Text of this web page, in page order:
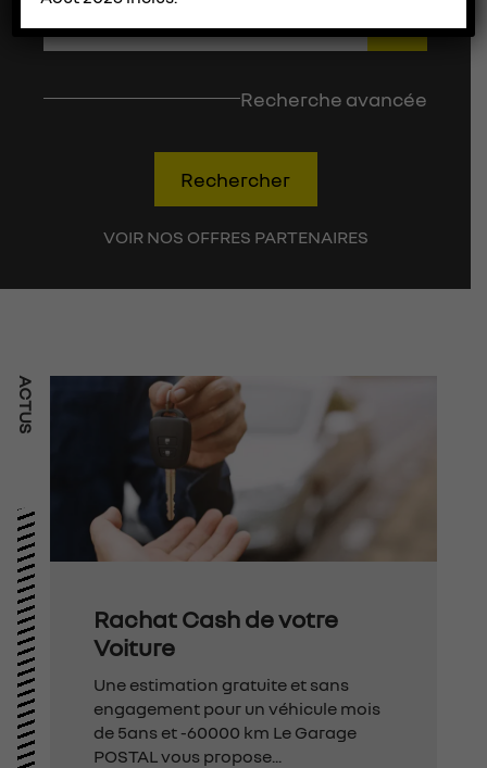
Recherche avancée
Rechercher
VOIR NOS OFFRES PARTENAIRES
Rachat Cash de votre
Voiture
Une estimation gratuite et sans
engagement pour un véhicule mois
de 5ans et -60000 km Le Garage
POSTAL vous propose...